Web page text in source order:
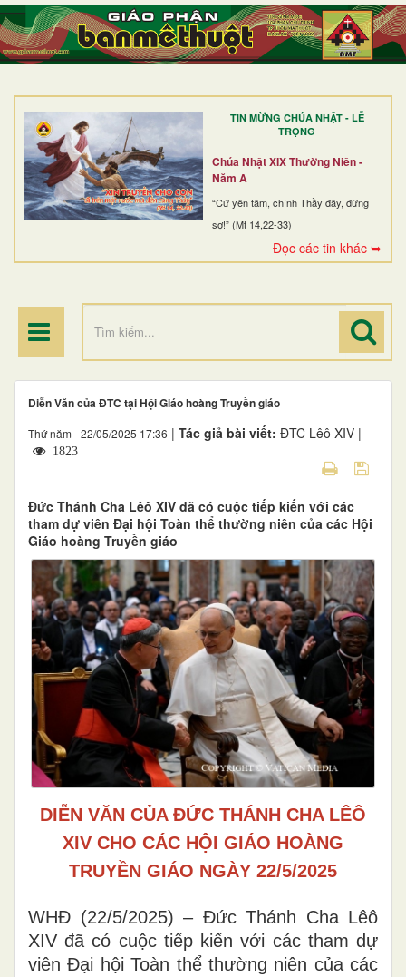
TIN MỪNG CHÚA NHẬT - LỄ
TRỌNG
Chúa Nhật XIX Thường Niên -
Năm A
“Cứ yên tâm, chính Thầy đây, đừng
sợ!” (Mt 14,22-33)
Đọc các tin khác ➥
TRANG NHẤT
GIỚI THIỆU
DÒNG TU
BAN MỤC VỤ
ĐOÀN THỂ CG
ĐIỂM HÀNH HƯƠNG
Diễn Văn của ĐTC tại Hội Giáo hoàng Truyền giáo
Thứ năm - 22/05/2025 17:36 | Tác giả bài viết: ĐTC Lêô XIV |
1823
Đức Thánh Cha Lêô XIV đã có cuộc tiếp kiến với các
tham dự viên Đại hội Toàn thể thường niên của các Hội
Giáo hoàng Truyền giáo
DIỄN VĂN CỦA ĐỨC THÁNH CHA LÊÔ
XIV CHO CÁC HỘI GIÁO HOÀNG
TRUYỀN GIÁO NGÀY 22/5/2025
WHĐ (22/5/2025) – Đức Thánh Cha Lêô
XIV đã có cuộc tiếp kiến với các tham dự
viên Đại hội Toàn thể thường niên của các